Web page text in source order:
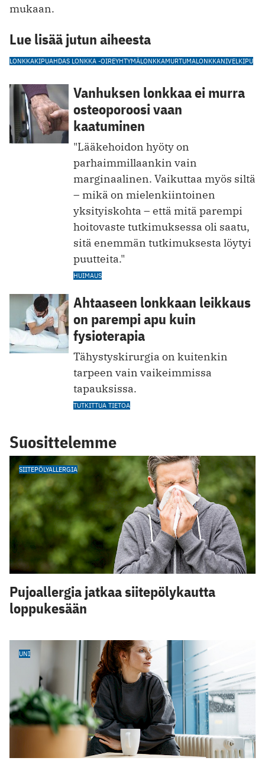
mukaan.
Lue lisää jutun aiheesta
LONKKAKIPUAHDAS LONKKA -OIREYHTYMÄLONKKAMURTUMALONKKANIVEL KIPU
Vanhuksen lonkkaa ei murra
osteoporoosi vaan
kaatuminen
"Lääkehoidon hyöty on
parhaimmillaankin vain
marginaalinen. Vaikuttaa myös siltä
– mikä on mielenkiintoinen
yksityiskohta – että mitä parempi
hoitovaste tutkimuksessa oli saatu,
sitä enemmän tutkimuksesta löytyi
puutteita."
HUIMAUS
Ahtaaseen lonkkaan leikkaus
on parempi apu kuin
fysioterapia
Tähystyskirurgia on kuitenkin
tarpeen vain vaikeimmissa
tapauksissa.
TUTKITTUA TIETOA
Suosittelemme
SIITEPÖLYALLERGIA
Pujoallergia jatkaa siitepölykautta
loppukesään
UNI